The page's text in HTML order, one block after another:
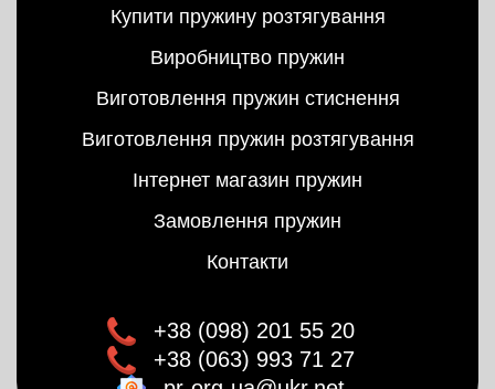
Купити пружину розтягування
Виробництво пружин
Виготовлення пружин стиснення
Виготовлення пружин розтягування
Інтернет магазин пружин
Замовлення пружин
Контакти
+38 (098) 201 55 20
+38 (063) 993 71 27